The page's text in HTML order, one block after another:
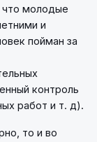
молодые
и
пойман за
контроль
работ и т. д).
то и во